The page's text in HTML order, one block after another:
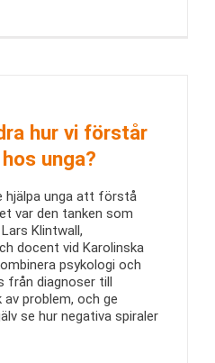
hur vi förstår
unga?
hjälpa unga att förstå
var den tanken som
Klintwall,
docent vid Karolinska
psykologi och
diagnoser till
av problem, och ge
se hur negativa spiraler